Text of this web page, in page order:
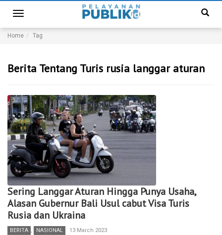
Toggle
navigation
Home Tag
Berita Tentang Turis rusia langgar aturan
Sering Langgar Aturan Hingga Punya Usaha,
Alasan Gubernur Bali Usul cabut Visa Turis
Rusia dan Ukraina
BERITA , NASIONAL 13 March 2023